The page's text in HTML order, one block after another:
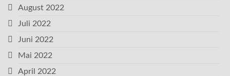
August 2022
Juli 2022
Juni 2022
Mai 2022
April 2022